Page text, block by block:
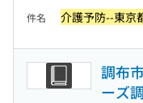
件名 介護予防--東京
調布
ーズ